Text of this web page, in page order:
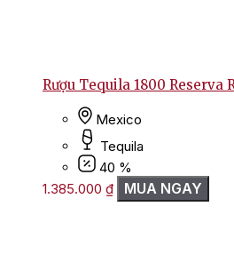
Rượu Tequila 1800 Reserva
Mexico
Tequila
40 %
1.385.000 ₫ MUA NGAY